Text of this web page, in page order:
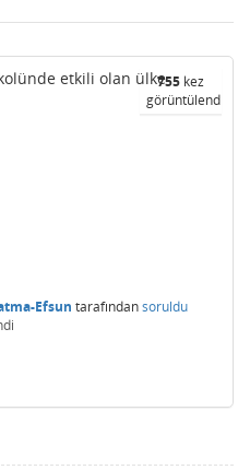
755 kez
görüntülendi
etkili olan ülke
Efsun tarafındansoruldu